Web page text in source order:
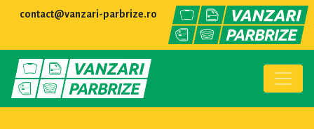
contact@vanzari-parbrize.ro